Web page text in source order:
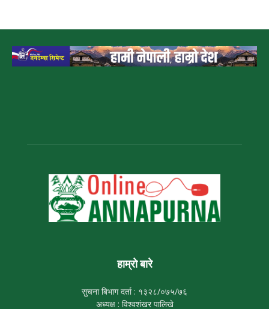
हाम्रो बारे
सुचना बिभाग दर्ता : १३२८/०७५/७६
अध्यक्ष : विश्वशंखर पालिखे